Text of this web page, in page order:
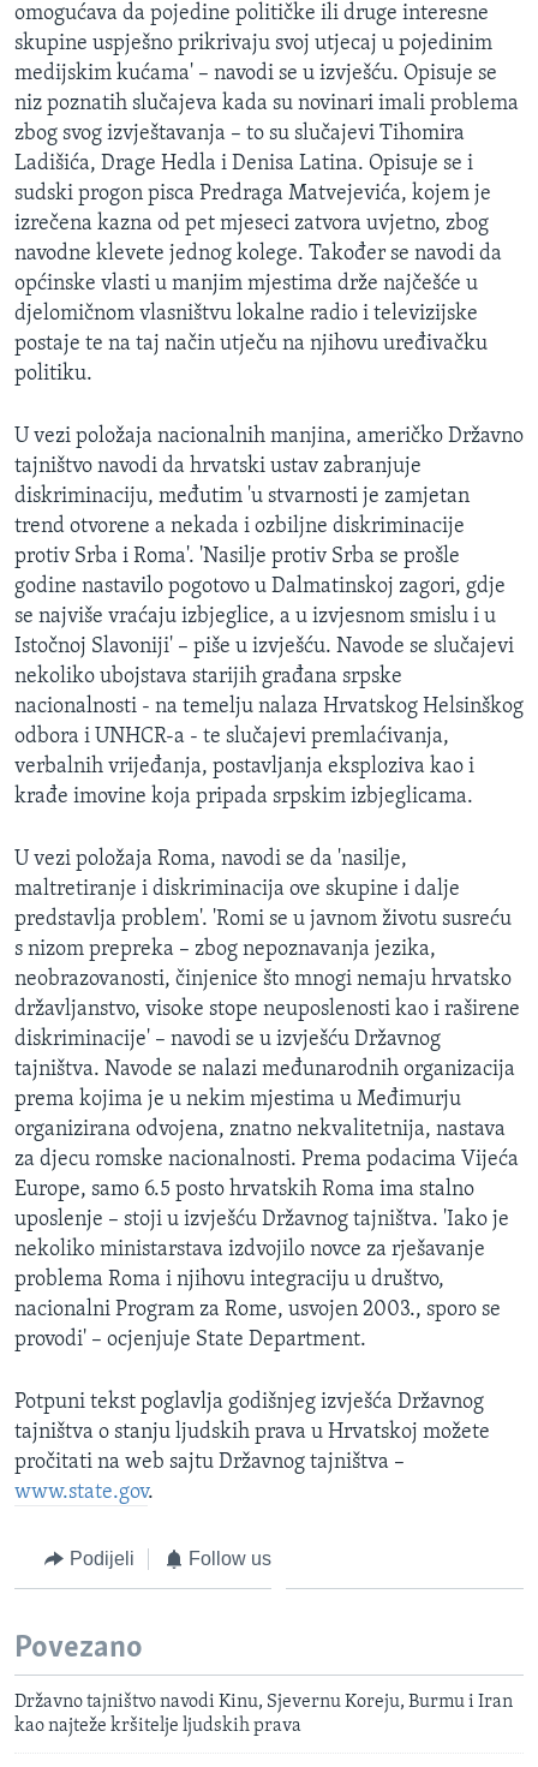
omogućava da pojedine političke ili druge interesne
skupine uspješno prikrivaju svoj utjecaj u pojedinim
medijskim kućama' – navodi se u izvješću. Opisuje se
niz poznatih slučajeva kada su novinari imali problema
zbog svog izvještavanja – to su slučajevi Tihomira
Ladišića, Drage Hedla i Denisa Latina. Opisuje se i
sudski progon pisca Predraga Matvejevića, kojem je
izrečena kazna od pet mjeseci zatvora uvjetno, zbog
navodne klevete jednog kolege. Također se navodi da
općinske vlasti u manjim mjestima drže najčešće u
djelomičnom vlasništvu lokalne radio i televizijske
postaje te na taj način utječu na njihovu uređivačku
politiku.
U vezi položaja nacionalnih manjina, američko Državno
tajništvo navodi da hrvatski ustav zabranjuje
diskriminaciju, međutim 'u stvarnosti je zamjetan
trend otvorene a nekada i ozbiljne diskriminacije
protiv Srba i Roma'. 'Nasilje protiv Srba se prošle
godine nastavilo pogotovo u Dalmatinskoj zagori, gdje
se najviše vraćaju izbjeglice, a u izvjesnom smislu i u
Istočnoj Slavoniji' – piše u izvješću. Navode se slučajevi
nekoliko ubojstava starijih građana srpske
nacionalnosti - na temelju nalaza Hrvatskog Helsinškog
odbora i UNHCR-a - te slučajevi premlaćivanja,
verbalnih vrijeđanja, postavljanja eksploziva kao i
krađe imovine koja pripada srpskim izbjeglicama.
U vezi položaja Roma, navodi se da 'nasilje,
maltretiranje i diskriminacija ove skupine i dalje
predstavlja problem'. 'Romi se u javnom životu susreću
s nizom prepreka – zbog nepoznavanja jezika,
neobrazovanosti, činjenice što mnogi nemaju hrvatsko
državljanstvo, visoke stope neuposlenosti kao i raširene
diskriminacije' – navodi se u izvješću Državnog
tajništva. Navode se nalazi međunarodnih organizacija
prema kojima je u nekim mjestima u Međimurju
organizirana odvojena, znatno nekvalitetnija, nastava
za djecu romske nacionalnosti. Prema podacima Vijeća
Europe, samo 6.5 posto hrvatskih Roma ima stalno
uposlenje – stoji u izvješću Državnog tajništva. 'Iako je
nekoliko ministarstava izdvojilo novce za rješavanje
problema Roma i njihovu integraciju u društvo,
nacionalni Program za Rome, usvojen 2003., sporo se
provodi' – ocjenjuje State Department.
Potpuni tekst poglavlja godišnjeg izvješća Državnog
tajništva o stanju ljudskih prava u Hrvatskoj možete
pročitati na web sajtu Državnog tajništva –
www.state.gov.
Podijeli Follow us
Povezano
Državno tajništvo navodi Kinu, Sjevernu Koreju, Burmu i Iran
kao najteže kršitelje ljudskih prava